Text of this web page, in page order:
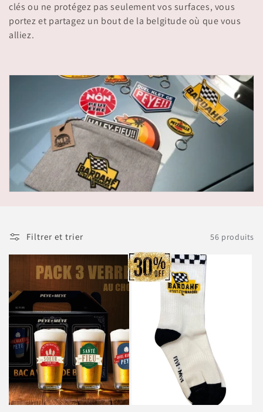
clés ou ne protégez pas seulement vos surfaces, vous
portez et partagez un bout de la belgitude où que vous
alliez.
Filtrer et trier 56 produits